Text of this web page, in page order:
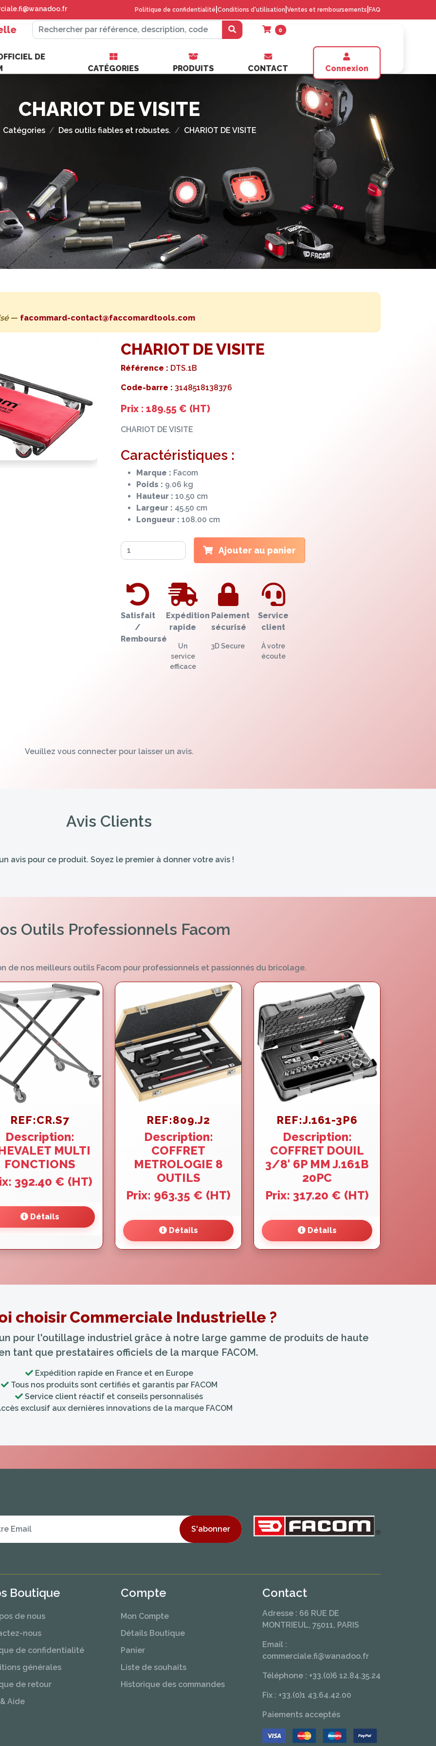
Politique de confidentialité Conditions d'utilisation Ventes et remboursements FAQ
0
DE
CATÉGORIES PRODUITS CONTACT Connexion
CHARIOT DE VISITE
Catégories Des outils fiables et robustes. CHARIOT DE VISITE
— facommard-contact@faccomardtools.com
CHARIOT DE VISITE
Référence : DTS.1B
Code-barre : 3148518138376
Prix : 189.55 € (HT)
CHARIOT DE VISITE
Caractéristiques :
Marque : Facom
Poids : 9.06 kg
Hauteur : 10.50 cm
Largeur : 45.50 cm
Longueur : 108.00 cm
Ajouter au panier
Satisfait
/
Remboursé
Expédition
rapide
Un
service
efficace
Paiement
sécurisé
3D Secure
Service
client
À votre
écoute
Veuillez vous connecter pour laisser un avis.
Avis Clients
avis pour ce produit. Soyez le premier à donner votre avis !
Outils Professionnels Facom
de nos meilleurs outils Facom pour professionnels et passionnés du bricolage.
REF:CR.S7
Description:
MULTI
FONCTIONS
392.40 € (HT)
Détails
REF:809.J2
Description:
COFFRET
METROLOGIE 8
OUTILS
Prix: 963.35 € (HT)
Détails
REF:J.161-3P6
Description:
COFFRET DOUIL
3/8' 6P MM J.161B
20PC
Prix: 317.20 € (HT)
Détails
choisir Commerciale Industrielle ?
pour l'outillage industriel grâce à notre large gamme de produits de haute
tant que prestataires officiels de la marque FACOM.
Expédition rapide en France et en Europe
Tous nos produits sont certifiés et garantis par FACOM
Service client réactif et conseils personnalisés
exclusif aux dernières innovations de la marque FACOM
S'abonner
Boutique
de nous
nous
de confidentialité
générales
de retour
Aide
Compte
Mon Compte
Détails Boutique
Panier
Liste de souhaits
Historique des commandes
Contact
Adresse : 66 RUE DE
MONTRIEUL, 75011, PARIS
Email :
commerciale.fi@wanadoo.fr
Téléphone : +33.(0)6 12.84.35.24
Fix : +33.(0)1 43.64.42.00
Paiements acceptés